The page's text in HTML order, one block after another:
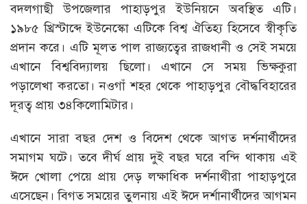
বদলগাছী উপজেলার পাহাড়পুর ইউনিয়নে অবস্থিত এটি।
১৯৮৫ খ্রিস্টাব্দে ইউনেস্কো এটিকে বিশ্ব ঐতিহ্য হিসেবে স্বীকৃতি
প্রদান করে। এটি মূলত পাল রাজ্যত্বের রাজধানী ও সেই সময়ে
এখানে বিশ্ববিদ্যালয় ছিলো। এখানে সে সময় ভিক্ষকুরা
পড়ালেখা করতো। নওগাঁ শহর থেকে পাহাড়পুর বৌদ্ধবিহারের
দূরত্ব প্রায় ৩৪কিলোমিটার।
এখানে সারা বছর দেশ ও বিদেশ থেকে আগত দর্শনার্থীদের
সমাগম ঘটে। তবে দীর্ঘ প্রায় দুই বছর ঘরে বন্দি থাকায় এই
ঈদে খোলা পেয়ে প্রায় দেড় লক্ষাধিক দর্শনাথীরা পাহাড়পুরে
এসেছেন। বিগত সময়ের তুলনায় এই ঈদে দর্শানার্থীদের আগমন